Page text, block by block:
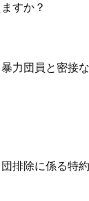
すか？
力団員と密接
排除に係る特